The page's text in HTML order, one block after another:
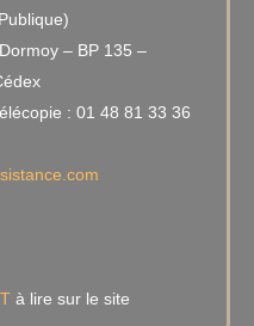
– BP 135 –
: 01 48 81 33 36
à lire sur le site